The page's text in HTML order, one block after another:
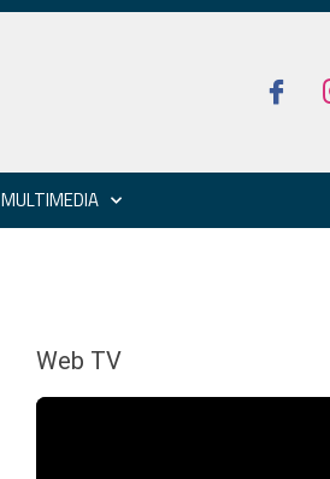
MULTIMEDIA
Web TV